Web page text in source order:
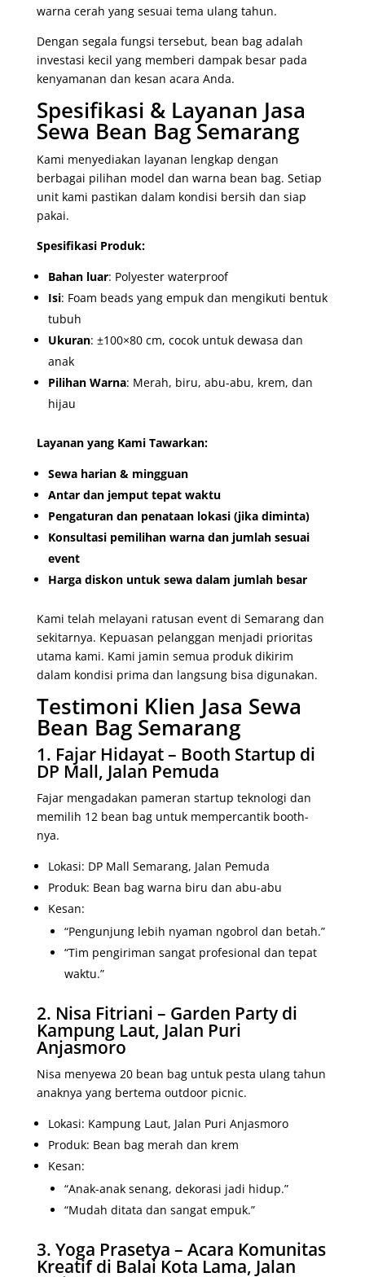
warna cerah yang sesuai tema ulang tahun.
Dengan segala fungsi tersebut, bean bag adalah
investasi kecil yang memberi dampak besar pada
kenyamanan dan kesan acara Anda.
Spesifikasi & Layanan Jasa
Sewa Bean Bag Semarang
Kami menyediakan layanan lengkap dengan
berbagai pilihan model dan warna bean bag. Setiap
unit kami pastikan dalam kondisi bersih dan siap
pakai.
Spesifikasi Produk:
Bahan luar: Polyester waterproof
Isi: Foam beads yang empuk dan mengikuti bentuk
tubuh
Ukuran: ±100×80 cm, cocok untuk dewasa dan
anak
Pilihan Warna: Merah, biru, abu-abu, krem, dan
hijau
Layanan yang Kami Tawarkan:
Sewa harian & mingguan
Antar dan jemput tepat waktu
Pengaturan dan penataan lokasi (jika diminta)
Konsultasi pemilihan warna dan jumlah sesuai
event
Harga diskon untuk sewa dalam jumlah besar
Kami telah melayani ratusan event di Semarang dan
sekitarnya. Kepuasan pelanggan menjadi prioritas
utama kami. Kami jamin semua produk dikirim
dalam kondisi prima dan langsung bisa digunakan.
Testimoni Klien Jasa Sewa
Bean Bag Semarang
1. Fajar Hidayat – Booth Startup di
DP Mall, Jalan Pemuda
Fajar mengadakan pameran startup teknologi dan
memilih 12 bean bag untuk mempercantik booth-
nya.
Lokasi: DP Mall Semarang, Jalan Pemuda
Produk: Bean bag warna biru dan abu-abu
Kesan:
“Pengunjung lebih nyaman ngobrol dan betah.”
“Tim pengiriman sangat profesional dan tepat
waktu.”
2. Nisa Fitriani – Garden Party di
Kampung Laut, Jalan Puri
Anjasmoro
Nisa menyewa 20 bean bag untuk pesta ulang tahun
anaknya yang bertema outdoor picnic.
Lokasi: Kampung Laut, Jalan Puri Anjasmoro
Produk: Bean bag merah dan krem
Kesan:
“Anak-anak senang, dekorasi jadi hidup.”
“Mudah ditata dan sangat empuk.”
3. Yoga Prasetya – Acara Komunitas
Kreatif di Balai Kota Lama, Jalan